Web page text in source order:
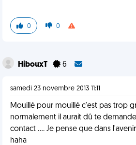
0 0
HibouxT 6
samedi 23 novembre 2013 11:11
Mouillé pour mouillé c'est pas trop
normalement il aurait dû te
contact .... Je pense que dans
haha